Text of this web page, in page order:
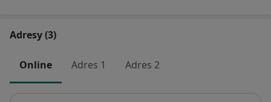
Adresy (3)
Online Adres 1 Adres 2